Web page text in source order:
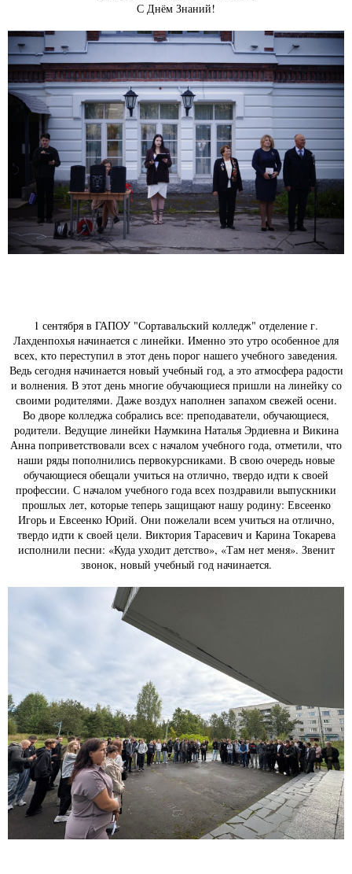
С Днём Знаний!
1 сентября в ГАПОУ "Сортавальский колледж" отделение г.
Лахденпохья начинается с линейки. Именно это утро особенное для
всех, кто переступил в этот день порог нашего учебного заведения.
Ведь сегодня начинается новый учебный год, а это атмосфера радости
и волнения. В этот день многие обучающиеся пришли на линейку со
своими родителями. Даже воздух наполнен запахом свежей осени.
Во дворе колледжа собрались все: преподаватели, обучающиеся,
родители. Ведущие линейки Наумкина Наталья Эрдиевна и Викина
Анна поприветствовали всех с началом учебного года, отметили, что
наши ряды пополнились первокурсниками. В свою очередь новые
обучающиеся обещали учиться на отлично, твердо идти к своей
профессии. С началом учебного года всех поздравили выпускники
прошлых лет, которые теперь защищают нашу родину: Евсеенко
Игорь и Евсеенко Юрий. Они пожелали всем учиться на отлично,
твердо идти к своей цели. Виктория Тарасевич и Карина Токарева
исполнили песни: «Куда уходит детство», «Там нет меня». Звенит
звонок, новый учебный год начинается.